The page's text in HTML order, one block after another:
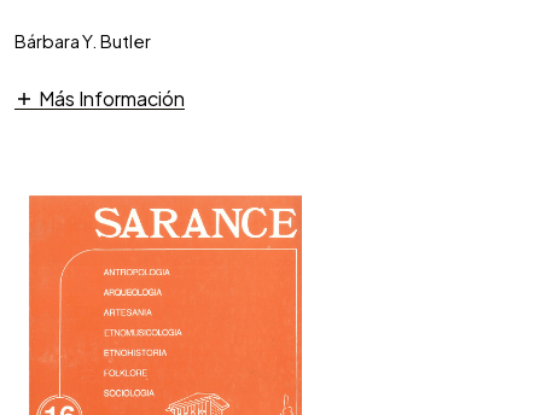
Bárbara Y. Butler
Más Información